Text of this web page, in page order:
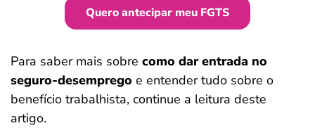
Quero antecipar meu FGTS
Para saber mais sobre como dar entrada no
seguro-desemprego e entender tudo sobre o
benefício trabalhista, continue a leitura deste
artigo.